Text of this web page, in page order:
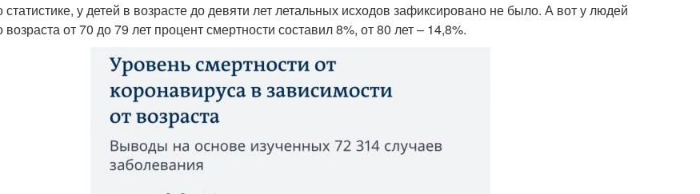
статистике, у детей в возрасте до девяти лет летальных исходов зафиксировано не было. А вот у людей
возраста от 70 до 79 лет процент смертности составил 8%, от 80 лет – 14,8%.